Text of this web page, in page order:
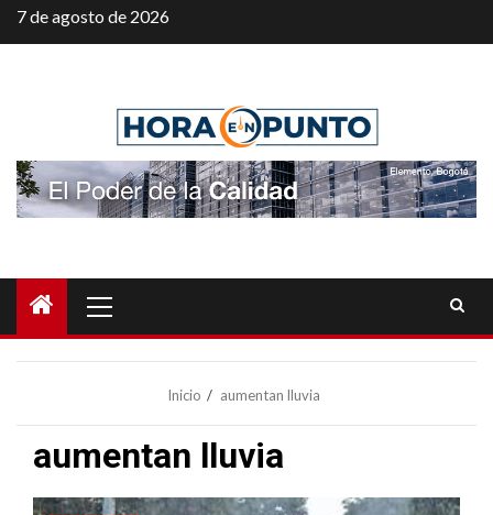
Saltar
al
7 de agosto de 2026
principal
Inicio aumentan lluvia
aumentan lluvia